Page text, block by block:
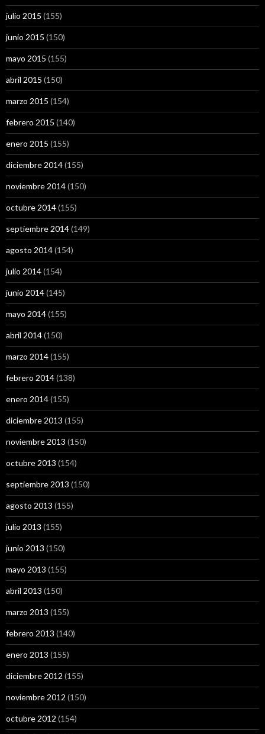
julio 2015 (155)
junio 2015 (150)
mayo 2015 (155)
abril 2015 (150)
marzo 2015 (154)
febrero 2015 (140)
enero 2015 (155)
diciembre 2014(155)
noviembre 2014(150)
octubre 2014(155)
septiembre 2014(149)
agosto 2014(154)
julio 2014(154)
junio 2014(145)
mayo 2014(155)
abril 2014(150)
marzo 2014(155)
febrero 2014(138)
enero 2014(155)
diciembre 2013 (155)
noviembre 2013 (150)
octubre 2013 (154)
septiembre 2013 (150)
agosto 2013 (155)
julio 2013 (155)
junio 2013 (150)
mayo 2013 (155)
abril 2013 (150)
marzo 2013 (155)
febrero 2013 (140)
enero 2013 (155)
diciembre 2012 (155)
noviembre 2012 (150)
octubre 2012 (154)